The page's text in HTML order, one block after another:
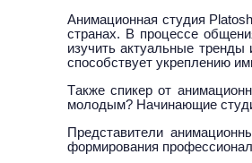
Анимационная студия
странах. В процессе
изучить актуальные тренды
способствует укреплению
Также спикер от
молодым? Начинающие
Представители
формирования